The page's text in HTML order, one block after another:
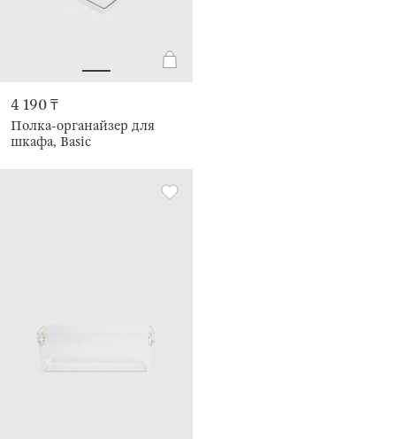
4 190 ₸
Полка-органайзер для
шкафа, Basic